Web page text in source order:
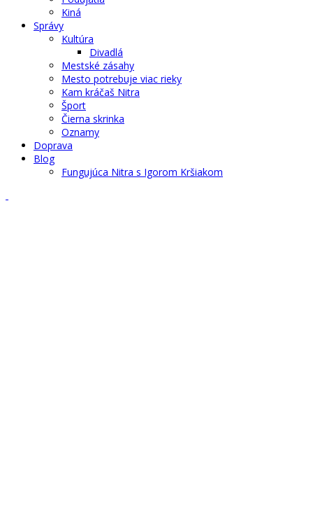
Kiná
Správy
Kultúra
Divadlá
Mestské zásahy
Mesto potrebuje viac rieky
Kam kráčaš Nitra
Šport
Čierna skrinka
Oznamy
Doprava
Blog
Fungujúca Nitra s Igorom Kršiakom